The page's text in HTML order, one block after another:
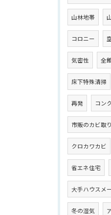
山林地帯
コロニー
気密性 全
床下特殊清掃
再発 コン
市販のカビ取
クロカワカビ
省エネ住宅
大手ハウスメ
冬の湿気